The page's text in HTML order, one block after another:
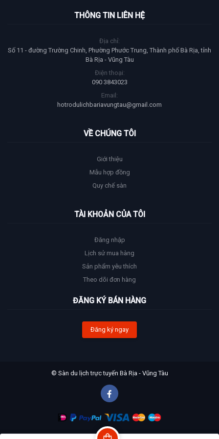
THÔNG TIN LIÊN HỆ
Địa chỉ:
Số 11 - đường Trường Chinh, Phường Phước Trung, Thành phố Bà Rịa, tỉnh
Bà Rịa - Vũng Tàu
Điện thoại:
090 3843023
Email:
hotrodulichbariavungtau@gmail.com
VỀ CHÚNG TÔI
Giới thiệu
Mẫu hợp đồng
Quy chế sàn
TÀI KHOẢN CỦA TÔI
Đăng nhập
Lịch sử mua hàng
Sản phẩm yêu thích
Theo dõi đơn hàng
ĐĂNG KÝ BÁN HÀNG
Đăng ký ngay
© Sàn du lịch trực tuyến Bà Rịa - Vũng Tàu